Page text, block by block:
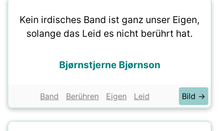
Kein irdisches Band ist ganz unser Eigen,
solange das Leid es nicht berührt hat.
Bjørnstjerne Bjørnson
Band Berühren Eigen Leid Bild →